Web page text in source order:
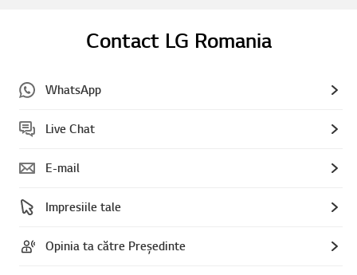
Contact LG Romania
WhatsApp
Live Chat
E-mail
Impresiile tale
Opinia ta către Președinte